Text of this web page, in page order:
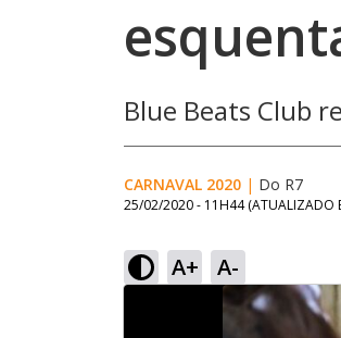
Blue Beats Club
CARNAVAL 2020 | Do R7
25/02/2020 - 11H44 (ATUALIZADO
A+ A-